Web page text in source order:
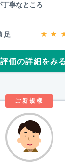
丁寧なところ
足
価の詳細をみる
ご新規様